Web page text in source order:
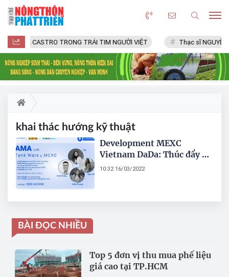
FIDEL CASTRO TRONG TRÁI TIM NGƯỜI VIỆT Thạc sĩ NGUYỄN
khai thác hướng kỹ thuật
Development MEXC
Vietnam DaDa: Thúc đẩy sự
phát triển tích cực của
10:32 16/03/2022
BÀI ĐỌC NHIỀU
Top 5 đơn vị thu mua phế liệu
giá cao tại TP.HCM